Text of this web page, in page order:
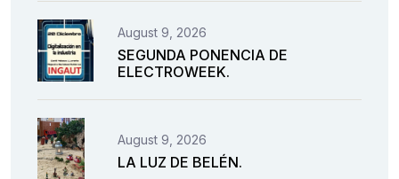
August 9, 2026
SEGUNDA PONENCIA DE
ELECTROWEEK.
August 9, 2026
LA LUZ DE BELÉN.